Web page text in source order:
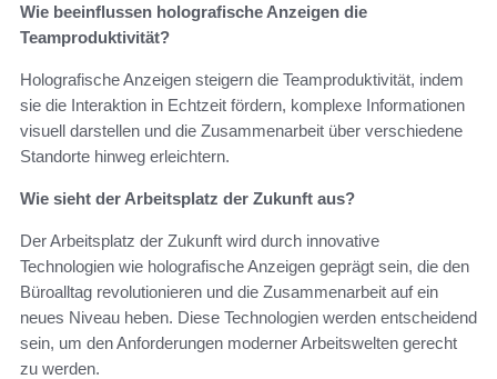
Wie beeinflussen holografische Anzeigen die
Teamproduktivität?
Holografische Anzeigen steigern die Teamproduktivität, indem
sie die Interaktion in Echtzeit fördern, komplexe Informationen
visuell darstellen und die Zusammenarbeit über verschiedene
Standorte hinweg erleichtern.
Wie sieht der Arbeitsplatz der Zukunft aus?
Der Arbeitsplatz der Zukunft wird durch innovative
Technologien wie holografische Anzeigen geprägt sein, die den
Büroalltag revolutionieren und die Zusammenarbeit auf ein
neues Niveau heben. Diese Technologien werden entscheidend
sein, um den Anforderungen moderner Arbeitswelten gerecht
zu werden.